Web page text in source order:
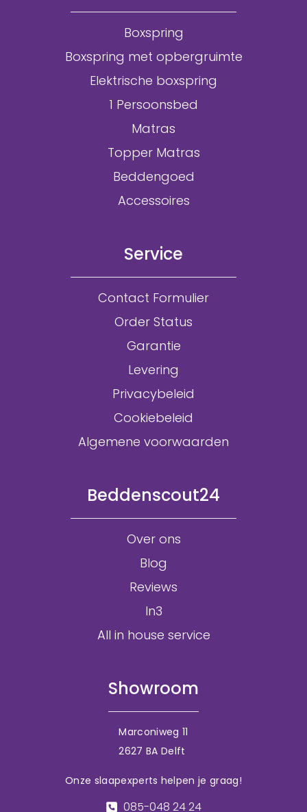
Boxspring
Boxspring met opbergruimte
Elektrische boxspring
1 Persoonsbed
Matras
Topper Matras
Beddengoed
Accessoires
Service
Contact Formulier
Order Status
Garantie
Levering
Privacybeleid
Cookiebeleid
Algemene voorwaarden
Beddenscout24
Over ons
Blog
Reviews
In3
All in house service
Showroom
Marconiweg 11
2627 BA Delft
Onze slaapexperts helpen je graag!
085-048 24 24